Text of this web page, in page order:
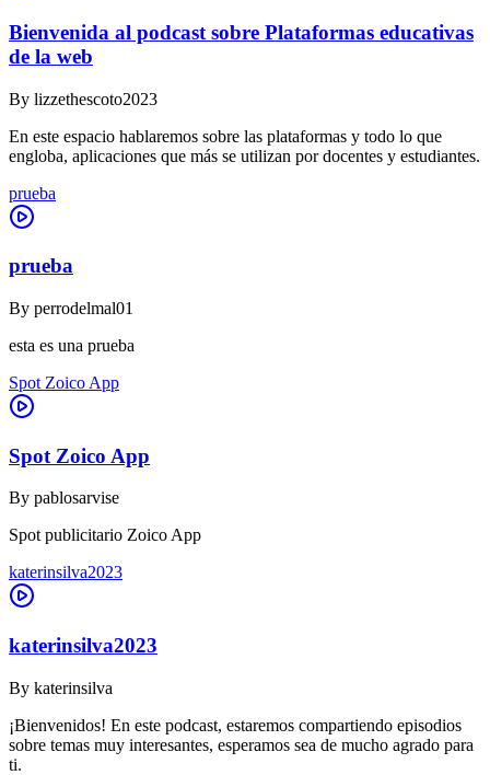
Bienvenida al podcast sobre Plataformas educativas
de la web
By lizzethescoto2023
En este espacio hablaremos sobre las plataformas y todo lo que
engloba, aplicaciones que más se utilizan por docentes y estudiantes.
prueba
prueba
By perrodelmal01
esta es una prueba
Spot Zoico App
Spot Zoico App
By pablosarvise
Spot publicitario Zoico App
katerinsilva2023
katerinsilva2023
By katerinsilva
¡Bienvenidos! En este podcast, estaremos compartiendo episodios
sobre temas muy interesantes, esperamos sea de mucho agrado para
ti.